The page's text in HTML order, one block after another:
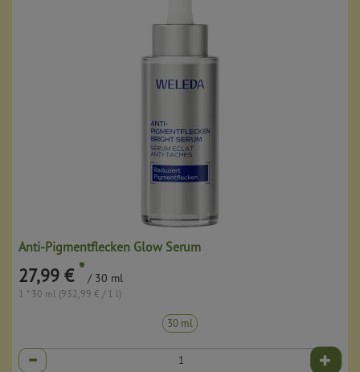
Anti-Pigmentflecken Glow Serum
27,99 € * / 30 ml
1 * 30 ml (932,99 € / 1 l)
30 ml
Anzahl